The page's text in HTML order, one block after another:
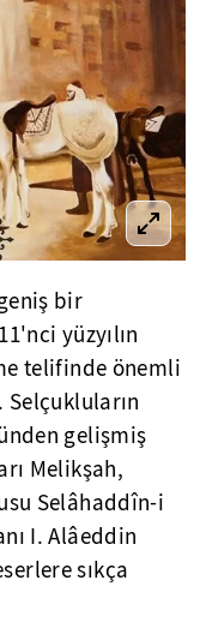
bir
yüzyılın
telifinde önemli
gelişmiş
Melikşah,
Selâhaddîn-i
I. Alâeddin
sıkça